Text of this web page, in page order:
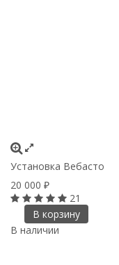
Установка Вебасто
20 000 ₽
21
В корзину
В наличии